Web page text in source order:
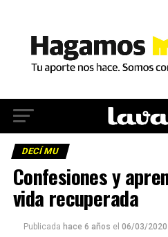
DECÍ MU
Confesiones y
vida recuperada
Publicada hace 6 años el 06/03/2020